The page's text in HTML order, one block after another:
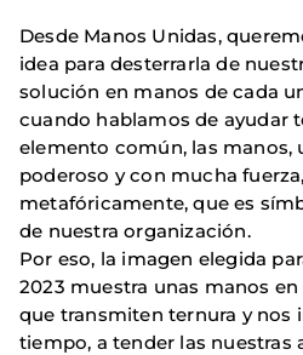
Desde Manos Unidas,
idea para desterrarla de
solución en manos de cada
cuando hablamos de ayudar
elemento común, las manos,
poderoso y con mucha
metafóricamente, que es
de nuestra organización.
Por eso, la imagen elegida
2023 muestra unas manos
que transmiten ternura y nos
tiempo, a tender las nuestras